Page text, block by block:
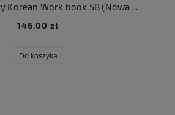
Seoul University Korean Work book 5B (Nowa seria)
146,00 zł
Do koszyka